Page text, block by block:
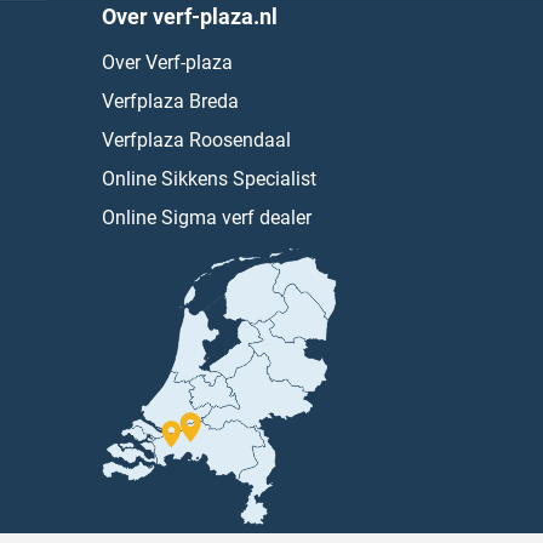
Over verf-plaza.nl
Over Verf-plaza
Verfplaza Breda
Verfplaza Roosendaal
Online Sikkens Specialist
Online Sigma verf dealer